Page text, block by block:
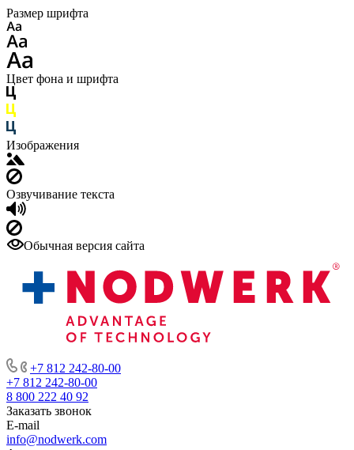
Размер шрифта
Цвет фона и шрифта
Изображения
Озвучивание текста
Обычная версия сайта
+7 812 242-80-00
+7 812 242-80-00
8 800 222 40 92
Заказать звонок
E-mail
info@nodwerk.com